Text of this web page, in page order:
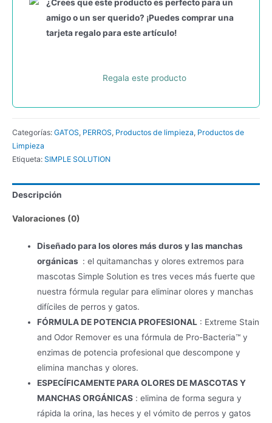
¿Crees que este producto es perfecto para un
amigo o un ser querido? ¡Puedes comprar una
tarjeta regalo para este artículo!
Regala este producto
Categorías: GATOS, PERROS, Productos de limpieza, Productos de
Limpieza
Etiqueta: SIMPLE SOLUTION
Descripción
Valoraciones (0)
Diseñado para los olores más duros y las manchas
orgánicas : el quitamanchas y olores extremos para
mascotas Simple Solution es tres veces más fuerte que
nuestra fórmula regular para eliminar olores y manchas
difíciles de perros y gatos.
FÓRMULA DE POTENCIA PROFESIONAL : Extreme Stain
and Odor Remover es una fórmula de Pro-Bacteria™ y
enzimas de potencia profesional que descompone y
elimina manchas y olores.
ESPECÍFICAMENTE PARA OLORES DE MASCOTAS Y
MANCHAS ORGÁNICAS : elimina de forma segura y
rápida la orina, las heces y el vómito de perros y gatos